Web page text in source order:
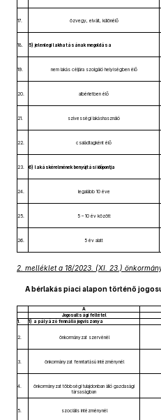
17. özvegy, elvált, különélő
18. 5) jelenlegi lakhatásának megoldása
19. nem lakás céljára szolgáló helyiségben élő
20. albérletben élő
21. szívességi lakáshasználó
22. családtagként élő
23. 6) lakáskérelmének benyújtási időpontja
24. legalább 10 éve
25. 5 – 10 év között
26. 5 év alatt
2. melléklet a 18/2023. (XI. 23.)
A bérlakás piaci alapon történő
A
Jogosultsági feltétel
1.
1) a pályázó fennálló jogviszonya
2. önkormányzat szervénél
3. önkormányzat fenntartású intézménynél
4.
önkormányzat többségi tulajdonban álló gazdasági
társaságban
5. szociális intézménynél